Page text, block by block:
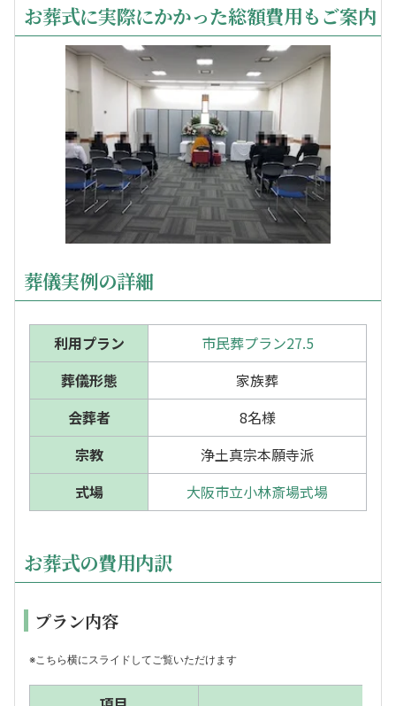
お葬式に実際にかかった総額費用もご案内
葬儀実例の詳細
利用プラン
市民葬プラン27.5
葬儀形態
家族葬
会葬者
8名様
宗教
浄土真宗本願寺派
式場
大阪市立小林斎場式場
お葬式の費用内訳
プラン内容
※こちら横にスライドしてご覧いただけます